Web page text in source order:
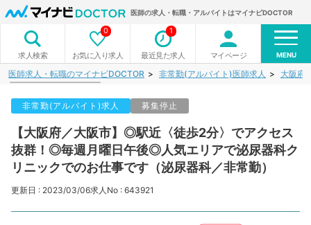
医師の求人・転職・アルバイトはマイナビDOCTOR
求人検索 お気に入り求人
0
最近見た求人
1
マイページ MENU
医師求人・転職のマイナビDOCTOR 非常勤(アルバイト)医師求人 大阪府
非常勤(アルバイト)求人 募集停止
【大阪府／大阪市】◎駅近〈徒歩2分〉でアクセス
抜群！◎毎週月曜日午後◎人気エリアで泌尿器科ク
リニックでのお仕事です（泌尿器科／非常勤）
更新日 : 2023/03/06求人No : 643921